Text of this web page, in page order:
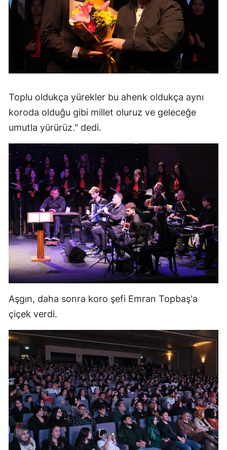
Rize
Sakarya
Samsun
Sinop
Tekirdağ
Tokat
Trabzon
Tunceli
Şanlıurfa
Uşak
Van
Aksaray
Bayburt
Karaman
Kırıkkale
Batman
Şırnak
Toplu oldukça yürekler bu ahenk oldukça aynı
koroda olduğu gibi millet oluruz ve geleceğe
umutla yürürüz." dedi.
Aşgın, daha sonra koro şefi Emran Topbaş'a
çiçek verdi.